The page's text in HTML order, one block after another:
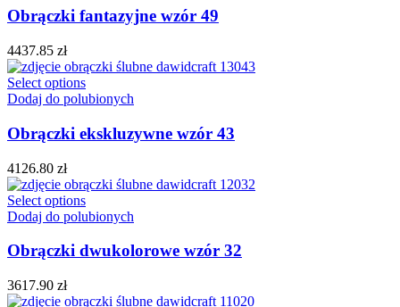
Obrączki fantazyjne wzór 49
4437.85 zł
Select options
Dodaj do polubionych
Obrączki ekskluzywne wzór 43
4126.80 zł
Select options
Dodaj do polubionych
Obrączki dwukolorowe wzór 32
3617.90 zł